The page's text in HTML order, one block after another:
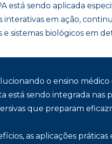
está sendo aplicada
em ação,
sistemas biológicos em
o ensino
está sendo integrada nas
que preparam
as aplicações